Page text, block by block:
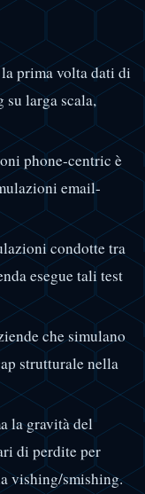
prima volta dati di
su larga scala,
phone-centric è
email-
condotte tra
esegue tali test
che simulano
strutturale nella
la gravità del
di perdite per
vishing/smishing.